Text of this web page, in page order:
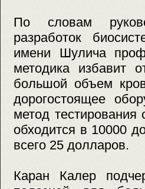
По словам
разработок
имени Шулича
методика избавит
большой объем
дорогостоящее
метод тестирования
обходится в 10000
всего 25 долларов.
Каран Калер